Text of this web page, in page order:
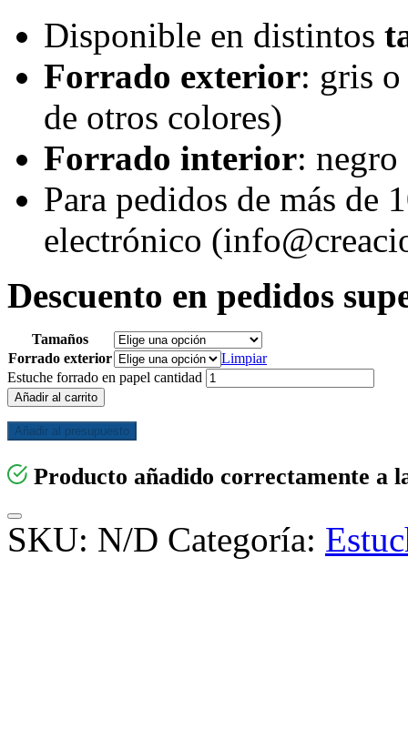
Disponible en distintos
Forrado exterior: gris
de otros colores)
Forrado interior: negro
Para pedidos de más de
electrónico
Descuento en pedidos
Tamaños
Forrado exterior
Limpiar
Estuche forrado en papel cantidad
Añadir al carrito
Añadir al presupuesto
Producto añadido correctamente a
SKU: N/D Categoría: